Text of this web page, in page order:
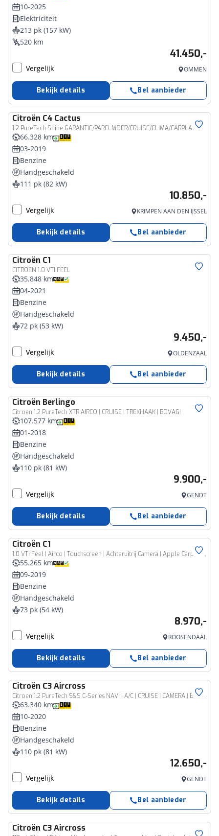
10-2025
Elektriciteit
213 pk (157 kW)
520 km
41.450,-
Vergelijk OMMEN
Bekijk details Bel aanbieder
Citroën C4 Cactus
1.2 PureTech Shine GARANTIE/PARELMOER/CRUISE/CLIMA/CARPLAY/CAMERA/SENS. V+A/TREKHAAK rijklaarprijs!
66.328 km
03-2019
Benzine
Handgeschakeld
111 pk (82 kW)
10.850,-
Vergelijk KRIMPEN AAN DEN IJSSEL
Bekijk details Bel aanbieder
Citroën C1
CITROEN 1.0 VTI FEEL
35.848 km
04-2021
Benzine
Handgeschakeld
72 pk (53 kW)
9.450,-
Vergelijk OLDENZAAL
Bekijk details Bel aanbieder
Citroën Berlingo
Citroen 1.2 PureTech XTR AIRCO | CRUISE | TREKHAAK | BOVAG!
107.577 km
01-2018
Benzine
Handgeschakeld
110 pk (81 kW)
9.900,-
Vergelijk GENDT
Bekijk details Bel aanbieder
Citroën C1
1.0 VTi Feel | Airco | Touchscreen | Achteruitrij Camera | Apple Carplay | Android auto
55.265 km
09-2019
Benzine
Handgeschakeld
73 pk (54 kW)
8.970,-
Vergelijk ROOSENDAAL
Bekijk details Bel aanbieder
Citroën C3 Aircross
Citroen 1.2 PureTech S&S C-Series NAVI | A/C | CRUISE | CAMERA | BOVAG!
63.340 km
10-2020
Benzine
Handgeschakeld
110 pk (81 kW)
12.650,-
Vergelijk GENDT
Bekijk details Bel aanbieder
Citroën C3 Aircross